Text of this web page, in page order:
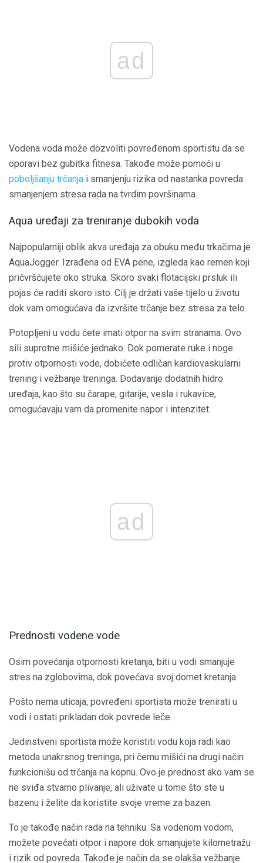
ad
Vodena voda može dozvoliti povređenom sportistu da se
oporavi bez gubitka fitnesa. Takođe može pomoći u
poboljšanju trčanja i smanjenju rizika od nastanka povreda
smanjenjem stresa rada na tvrdim površinama.
Aqua uređaji za treniranje dubokih voda
Najpopularniji oblik akva uređaja za obuku među trkačima je
AquaJogger. Izrađena od EVA pene, izgleda kao remen koji
pričvršćujete oko struka. Skoro svaki flotacijski prsluk ili
pojas će raditi skoro isto. Cilj je držati vaše tijelo u životu
dok vam omogućava da izvršite trčanje bez stresa za telo.
Potopljeni u vodu ćete imati otpor na svim stranama. Ovo
sili suprotne mišiće jednako. Dok pomerate ruke i noge
protiv otpornosti vode, dobićete odličan kardiovaskularni
trening i vežbanje treninga. Dodavanje dodatnih hidro
uređaja, kao što su čarape, gitarije, vesla i rukavice,
omogućavaju vam da promenite napor i intenzitet.
ad
Prednosti vodene vode
Osim povećanja otpornosti kretanja, biti u vodi smanjuje
stres na zglobovima, dok povećava svoj domet kretanja.
Pošto nema uticaja, povređeni sportista može trenirati u
vodi i ostati prikladan dok povrede leče.
Jedinstveni sportista može koristiti vodu koja radi kao
metoda unakrsnog treninga, pri čemu mišići na drugi način
funkcionišu od trčanja na kopnu. Ovo je prednost ako vam se
ne sviđa stvarno plivanje, ali uživate u tome što ste u
bazenu i želite da koristite svoje vreme za bazen.
To je takođe način rada na tehniku. Sa vodenom vodom,
možete povećati otpor i napore dok smanjujete kilometražu
i rizik od povreda. Takođe je način da se olakša vežbanje.